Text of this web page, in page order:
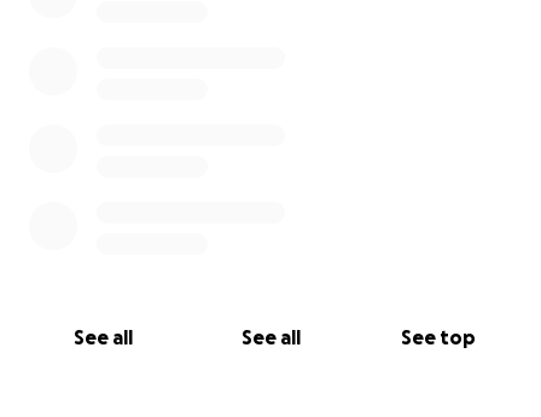
See all See all See top